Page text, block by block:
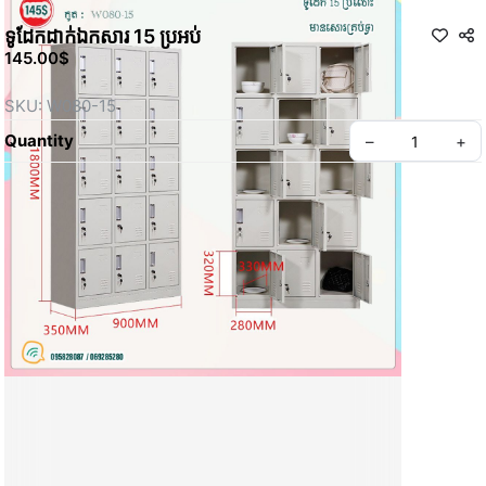
ទូដែកដាក់ឯកសារ​ 15 ប្រអប់
145.00$
SKU: W080-15
Quantity
– +